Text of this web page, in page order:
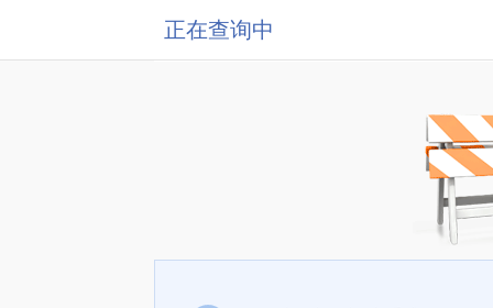
正在查询中